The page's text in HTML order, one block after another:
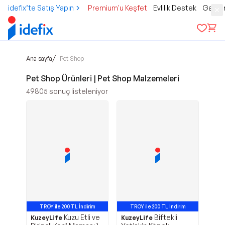
idefix’te Satış Yapın Premium'u Keşfet Evlilik Destek
Ana sayfa/ Pet Shop
Pet Shop Ürünleri | Pet Shop Malzemeleri
49805 sonuç listeleniyor
TROY ile 200 TL İndirim
En Çok Satan 19. Ürün
KuzeyLife Kuzu Etli ve
TROY ile 200 TL İndirim
KuzeyLife Biftekli